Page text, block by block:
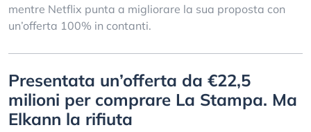
mentre Netflix punta a migliorare la sua proposta con
un’offerta 100% in contanti.
Presentata un’offerta da €22,5
milioni per comprare La Stampa. Ma
Elkann la rifiuta